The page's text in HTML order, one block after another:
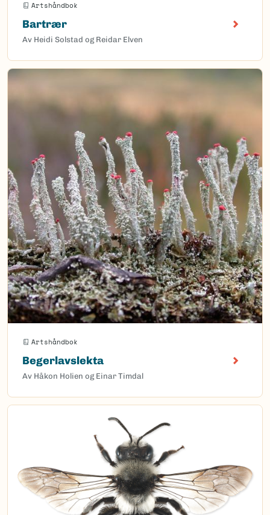
Artshåndbok
Bartrær
Av Heidi Solstad og Reidar Elven
Artshåndbok
Begerlavslekta
Av Håkon Holien og Einar Timdal